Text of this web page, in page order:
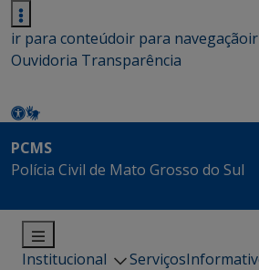
ir para conteúdoir para navegação
Ouvidoria Transparência
PCMS
Polícia Civil de Mato Grosso do Sul
Institucional Serviços